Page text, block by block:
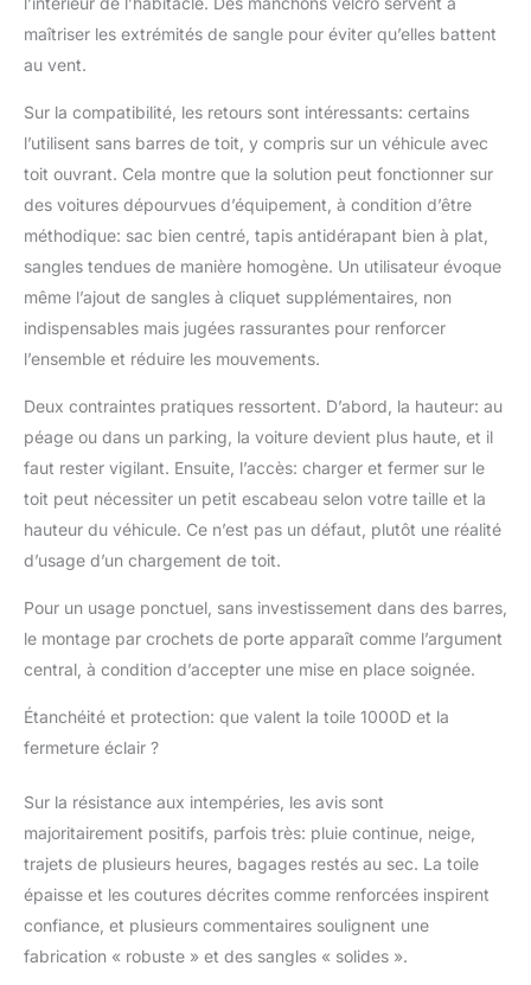
répondre rapidement à
l'assistance
personnalisée dont
vous avez besoin.
Votre satisfaction est
notre priorité absolue.
maîtriser les extrémités de sangle pour éviter qu’elles battent
au vent.
Sur la compatibilité, les retours sont intéressants: certains
l’utilisent sans barres de toit, y compris sur un véhicule avec
toit ouvrant. Cela montre que la solution peut fonctionner sur
des voitures dépourvues d’équipement, à condition d’être
méthodique: sac bien centré, tapis antidérapant bien à plat,
sangles tendues de manière homogène. Un utilisateur évoque
même l’ajout de sangles à cliquet supplémentaires, non
indispensables mais jugées rassurantes pour renforcer
l’ensemble et réduire les mouvements.
Deux contraintes pratiques ressortent. D’abord, la hauteur: au
péage ou dans un parking, la voiture devient plus haute, et il
faut rester vigilant. Ensuite, l’accès: charger et fermer sur le
toit peut nécessiter un petit escabeau selon votre taille et la
hauteur du véhicule. Ce n’est pas un défaut, plutôt une réalité
d’usage d’un chargement de toit.
Pour un usage ponctuel, sans investissement dans des barres,
le montage par crochets de porte apparaît comme l’argument
central, à condition d’accepter une mise en place soignée.
Étanchéité et protection: que valent la toile 1000D et la
fermeture éclair ?
Sur la résistance aux intempéries, les avis sont
majoritairement positifs, parfois très: pluie continue, neige,
trajets de plusieurs heures, bagages restés au sec. La toile
épaisse et les coutures décrites comme renforcées inspirent
confiance, et plusieurs commentaires soulignent une
fabrication « robuste » et des sangles « solides ».